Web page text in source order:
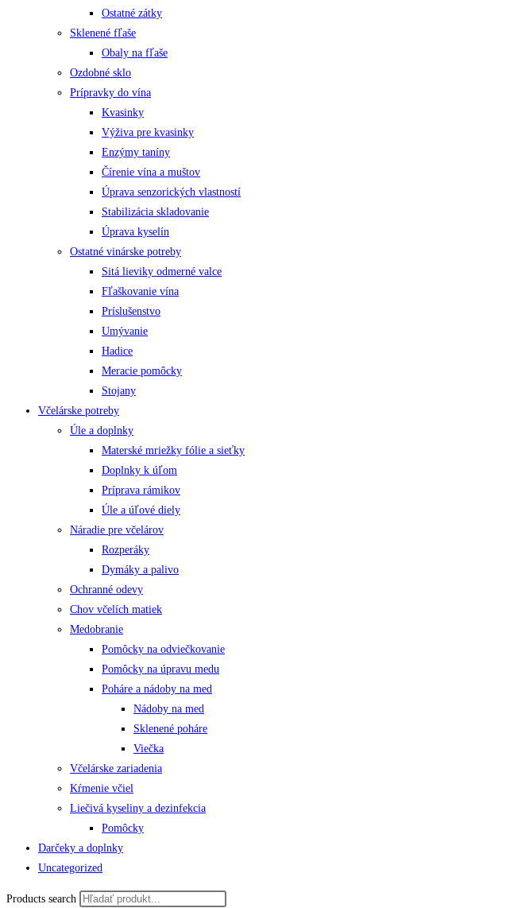
Ostatné zátky
Sklenené fľaše
Obaly na fľaše
Ozdobné sklo
Prípravky do vína
Kvasinky
Výživa pre kvasinky
Enzýmy taníny
Čírenie vína a muštov
Úprava senzorických vlastností
Stabilizácia skladovanie
Úprava kyselín
Ostatné vinárske potreby
Sitá lieviky odmerné valce
Fľaškovanie vína
Príslušenstvo
Umývanie
Hadice
Meracie pomôcky
Stojany
Včelárske potreby
Úle a doplnky
Materské mriežky fólie a sieťky
Doplnky k úľom
Príprava rámikov
Úle a úľové diely
Náradie pre včelárov
Rozperáky
Dymáky a palivo
Ochranné odevy
Chov včelích matiek
Medobranie
Pomôcky na odviečkovanie
Pomôcky na úpravu medu
Poháre a nádoby na med
Nádoby na med
Sklenené poháre
Viečka
Včelárske zariadenia
Kŕmenie včiel
Liečivá kyseliny a dezinfekcia
Pomôcky
Darčeky a doplnky
Uncategorized
Products search